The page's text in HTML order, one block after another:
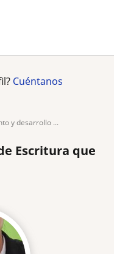
Cuéntanos
y desarrollo ...
Escritura que